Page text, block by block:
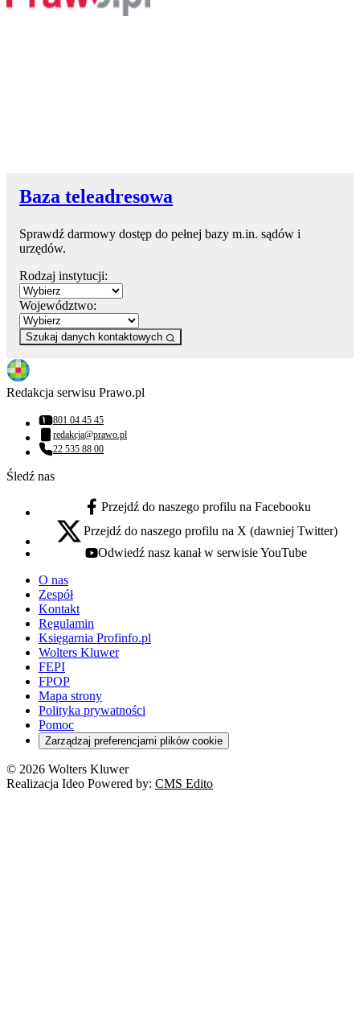
Baza teleadresowa
Sprawdź darmowy dostęp do pełnej bazy m.in. sądów i
urzędów.
Rodzaj instytucji:
Województwo:
Szukaj danych kontaktowych
Redakcja serwisu Prawo.pl
Numer telefonu:
801 04 45 45
Adres email:
redakcja@prawo.pl
Numer telefonu:
22 535 88 00
Śledź nas
facebook - otwiera się w nowej karcie
Przejdź do naszego profilu na Facebooku
x - otwiera się w nowej karcie
Przejdź do naszego profilu na X (dawniej Twitter)
youtube - otwiera się w nowej karcie
Odwiedź nasz kanał w serwisie YouTube
O nas
Zespół
Kontakt
Regulamin
Księgarnia Profinfo.pl
Wolters Kluwer
FEPI
FPOP
Mapa strony
Polityka prywatności
Pomoc
Zarządzaj preferencjami plików cookie
© 2026 Wolters Kluwer
Realizacja Ideo Powered by: CMS Edito